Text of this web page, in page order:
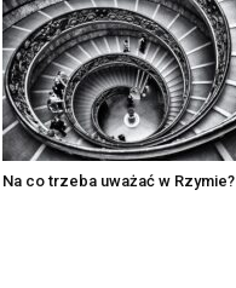
Na co trzeba uważać w Rzymie?